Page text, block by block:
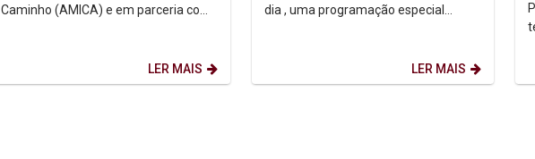
Caminho (AMICA) e em parceria com
LER MAIS
dia , uma programação especial
LER MAIS